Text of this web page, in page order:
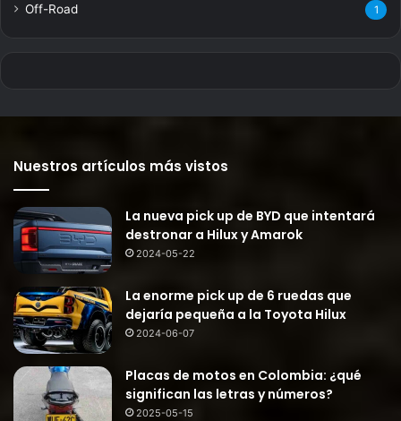
Off-Road 1
Nuestros artículos más vistos
La nueva pick up de BYD que intentará
destronar a Hilux y Amarok
2024-05-22
La enorme pick up de 6 ruedas que
dejaría pequeña a la Toyota Hilux
2024-06-07
Placas de motos en Colombia: ¿qué
significan las letras y números?
2025-05-15